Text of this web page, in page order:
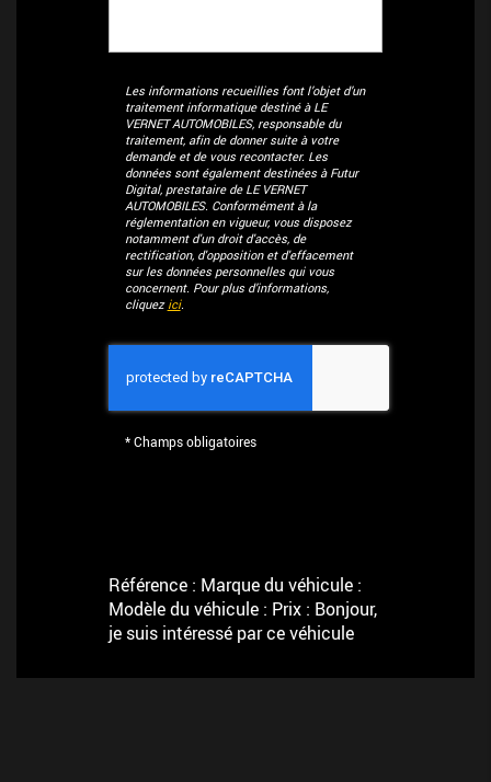
Les informations recueillies font l’objet d’un
traitement informatique destiné àLE
VERNET AUTOMOBILES, responsable du
traitement, afin de donner suite à votre
demande et de vous recontacter. Les
données sont également destinées à Futur
Digital, prestataire de LE VERNET
AUTOMOBILES. Conformément à la
réglementation en vigueur, vous disposez
notamment d'un droit d'accès, de
rectification, d'opposition et d'effacement
sur les données personnelles qui vous
concernent. Pour plus d’informations,
cliquez ici.
*Champs obligatoires
Référence : Marque du véhicule :
Modèle du véhicule : Prix : Bonjour,
je suis intéressé par ce véhicule